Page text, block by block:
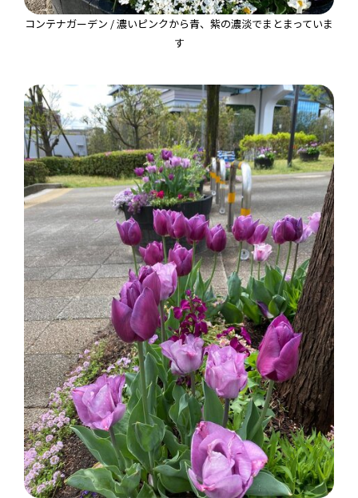
コンテナガーデン / 濃いピンクから青、紫の濃淡でまとまっていま
す